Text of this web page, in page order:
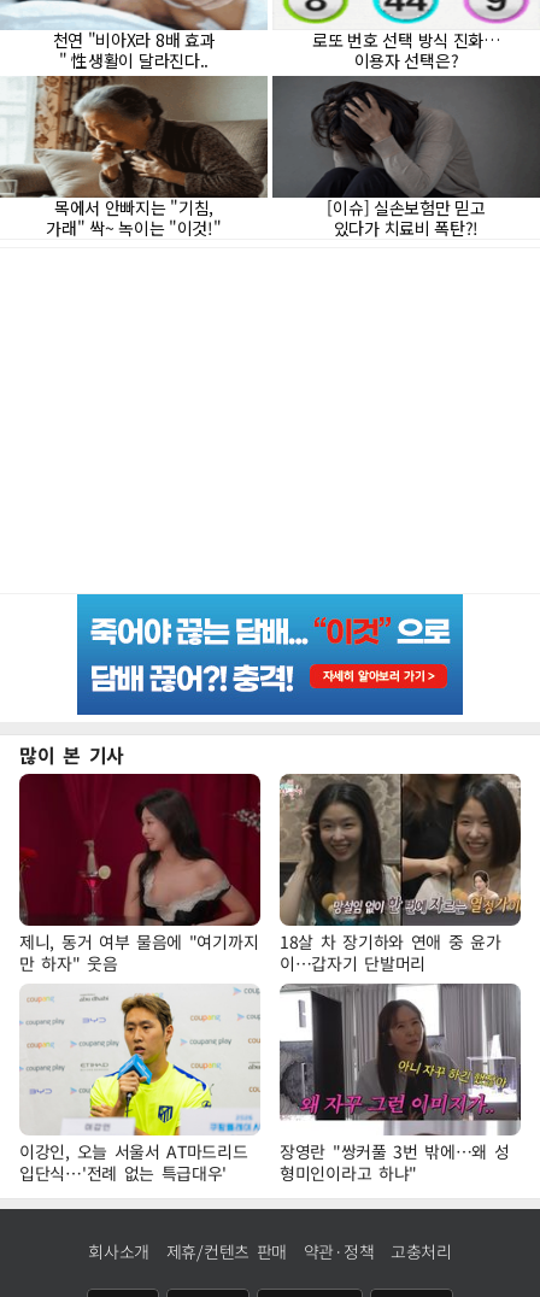
많이 본 기사
제니, 동거 여부 물음에 "여기까지
만 하자" 웃음
18살 차 장기하와 연애 중 윤가
이…갑자기 단발머리
이강인, 오늘 서울서 AT마드리드
입단식…'전례 없는 특급대우'
장영란 "쌍커풀 3번 밖에…왜 성
형미인이라고 하냐"
회사소개 제휴/컨텐츠 판매 약관·정책 고충처리